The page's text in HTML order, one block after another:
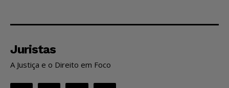
Juristas
A Justiça e o Direito em Foco